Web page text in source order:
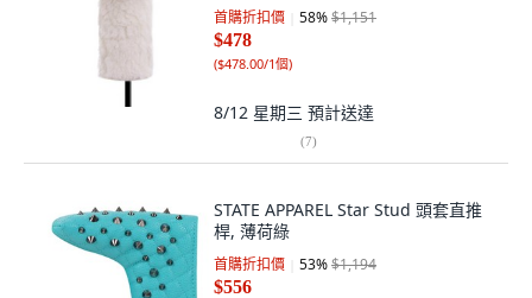
首購折扣價 58%$1,151
$478
($478.00/1個)
8/12 星期三 預計送達
(7)
STATE APPAREL Star Stud 頭套直推
桿, 薄荷綠
首購折扣價 53%$1,194
$556